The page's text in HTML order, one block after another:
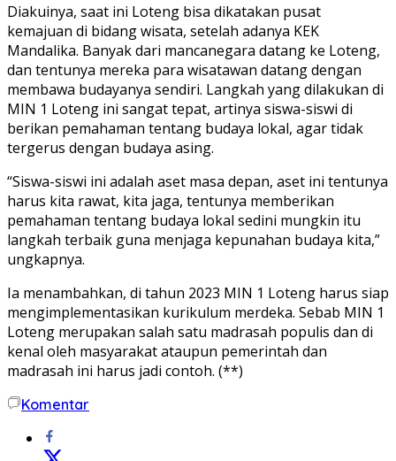
Diakuinya, saat ini Loteng bisa dikatakan pusat
kemajuan di bidang wisata, setelah adanya KEK
Mandalika. Banyak dari mancanegara datang ke Loteng,
dan tentunya mereka para wisatawan datang dengan
membawa budayanya sendiri. Langkah yang dilakukan di
MIN 1 Loteng ini sangat tepat, artinya siswa-siswi di
berikan pemahaman tentang budaya lokal, agar tidak
tergerus dengan budaya asing.
“Siswa-siswi ini adalah aset masa depan, aset ini tentunya
harus kita rawat, kita jaga, tentunya memberikan
pemahaman tentang budaya lokal sedini mungkin itu
langkah terbaik guna menjaga kepunahan budaya kita,”
ungkapnya.
Ia menambahkan, di tahun 2023 MIN 1 Loteng harus siap
mengimplementasikan kurikulum merdeka. Sebab MIN 1
Loteng merupakan salah satu madrasah populis dan di
kenal oleh masyarakat ataupun pemerintah dan
madrasah ini harus jadi contoh. (**)
Komentar